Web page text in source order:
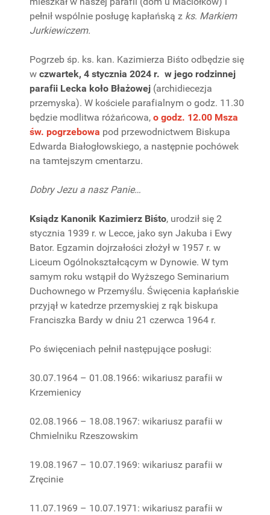
pełnił wspólnie posługę kapłańską z ks. Markiem
Jurkiewiczem.
Pogrzeb śp. ks. kan. Kazimierza Biśto odbędzie się
w czwartek, 4 stycznia 2024 r. w jego rodzinnej
parafii Lecka koło Błażowej (archidiecezja
przemyska). W kościele parafialnym o godz. 11.30
będzie modlitwa różańcowa, o godz. 12.00 Msza
św. pogrzebowa pod przewodnictwem Biskupa
Edwarda Białogłowskiego, a następnie pochówek
na tamtejszym cmentarzu.
Dobry Jezu a nasz Panie…
Ksiądz Kanonik Kazimierz Biśto, urodził się 2
stycznia 1939 r. w Lecce, jako syn Jakuba i Ewy
Bator. Egzamin dojrzałości złożył w 1957 r. w
Liceum Ogólnokształcącym w Dynowie. W tym
samym roku wstąpił do Wyższego Seminarium
Duchownego w Przemyślu. Święcenia kapłańskie
przyjął w katedrze przemyskiej z rąk biskupa
Franciszka Bardy w dniu 21 czerwca 1964 r.
Po święceniach pełnił następujące posługi:
30.07.1964 – 01.08.1966: wikariusz parafii w
Krzemienicy
02.08.1966 – 18.08.1967: wikariusz parafii w
Chmielniku Rzeszowskim
19.08.1967 – 10.07.1969: wikariusz parafii w
Zręcinie
11.07.1969 – 10.07.1971: wikariusz parafii w